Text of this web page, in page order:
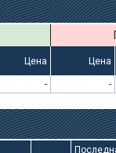
Цена Цена
- -